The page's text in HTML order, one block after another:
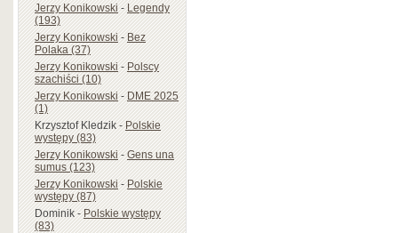
Jerzy Konikowski-Legendy
(193)
Jerzy Konikowski-Bez
Polaka (37)
Jerzy Konikowski-Polscy
szachiści (10)
Jerzy Konikowski-DME 2025
(1)
Krzysztof Kledzik-Polskie
występy (83)
Jerzy Konikowski-Gens una
sumus (123)
Jerzy Konikowski-Polskie
występy (87)
Dominik-Polskie występy
(83)